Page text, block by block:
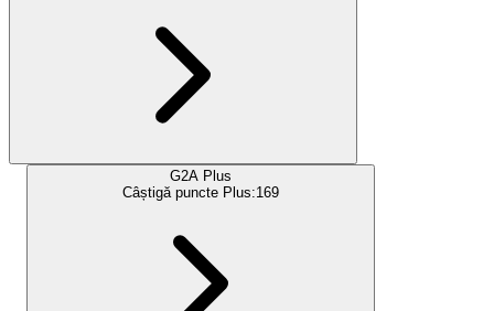
G2A Plus
Câștigă puncte Plus:169